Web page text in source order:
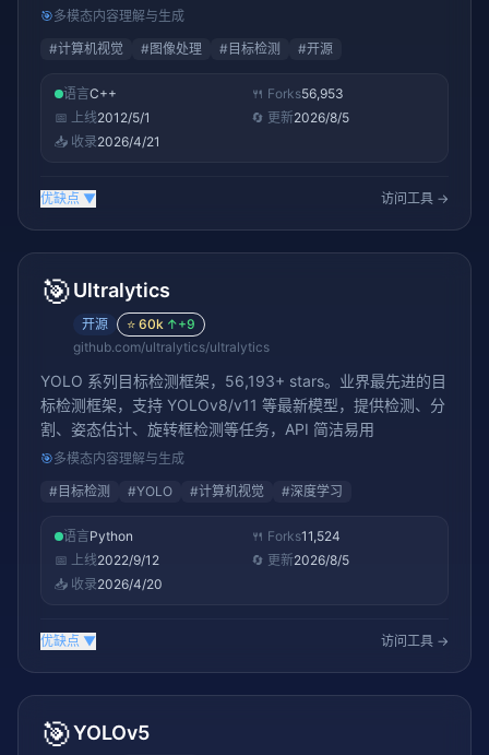
Java，是 AI 视觉应用的基石。
🎯多模态内容理解与生成
#计算机视觉 # 图像处理 # 目标检测 #开源
语言C++ 🍴 Forks56,953
📅 上线2012/5/1 🔄 更新2026/8/5
📥 收录2026/4/21
优缺点 ▼ 访问工具 →
🎯Ultralytics
开源 ⭐ 60k ↑+9
github.com/ultralytics/ultralytics
YOLO 系列目标检测框架，56,193+ stars。业界最先进的目
标检测框架，支持 YOLOv8/v11 等最新模型，提供检测、分
割、姿态估计、旋转框检测等任务，API 简洁易用
🎯多模态内容理解与生成
# 目标检测 #YOLO #计算机视觉 #深度学习
语言Python 🍴 Forks11,524
📅 上线2022/9/12 🔄 更新2026/8/5
📥 收录2026/4/20
优缺点 ▼ 访问工具 →
🎯YOLOv5